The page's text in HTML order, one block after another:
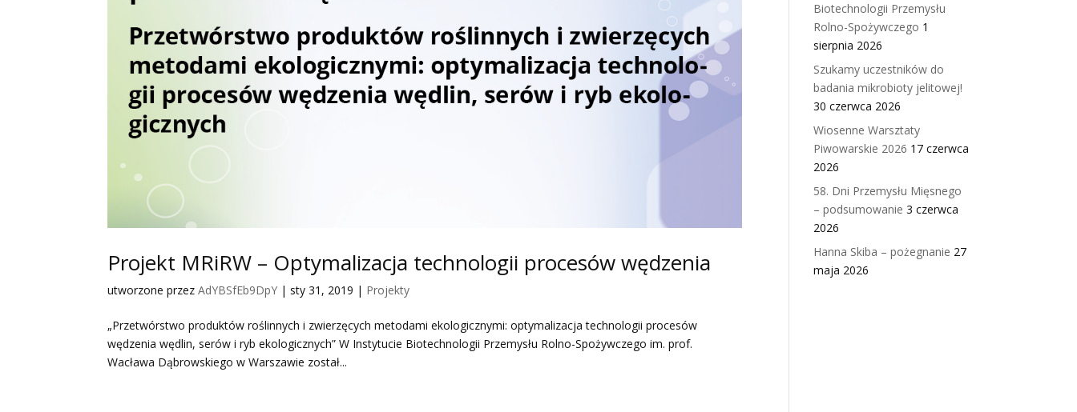
Projekt MRiRW – Optymalizacja technologii procesów wędzenia
utworzone przezAdYBSfEb9DpY |sty 31, 2019 | Projekty
„Przetwórstwo produktów roślinnych i zwierzęcych metodami ekologicznymi: optymalizacja technologii procesów
wędzenia wędlin, serów i ryb ekologicznych” W Instytucie Biotechnologii Przemysłu Rolno-Spożywczego im. prof.
Wacława Dąbrowskiego w Warszawie został...
Biotechnologii Przemysłu
Rolno-Spożywczego 1
sierpnia 2026
Szukamy uczestników do
badania mikrobioty jelitowej!
30 czerwca 2026
Wiosenne Warsztaty
Piwowarskie 2026 17 czerwca
2026
58. Dni Przemysłu Mięsnego
– podsumowanie 3 czerwca
2026
Hanna Skiba – pożegnanie 27
maja 2026